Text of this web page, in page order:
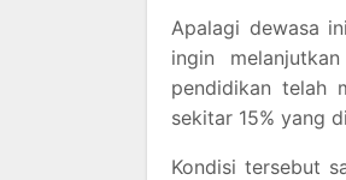
Apalagi dewasa
ingin
pendidikan telah
sekitar 15% yang
Kondisi tersebut